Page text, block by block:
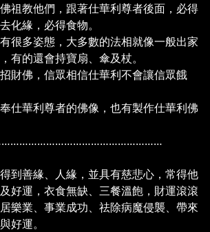
祖教他們，跟著仕華利尊者後面，必得
化緣，必得食物。
很多姿態，大多數的法相就像一般出家
有的還會持寶扇、傘及杖。
財佛，信眾相信仕華利不會讓信眾餓
仕華利尊者的佛像，也有製作仕華利佛
到善緣、人緣，並具有慈悲心，常得他
好運，衣食無缺、三餐溫飽，財運滾滾
樂業、事業成功、祛除病魔侵襲、帶來
好運。